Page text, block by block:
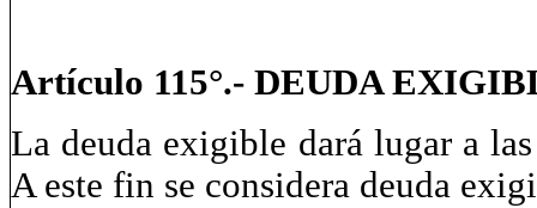
Artículo 115°.- DEUDA
La deuda exigible dará lugar a
A este fin se considera deuda